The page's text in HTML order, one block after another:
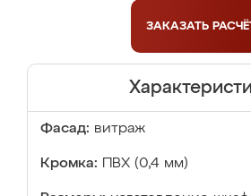
ЗАКАЗАТЬ
Фасад: витраж
Кромка: ПВХ (0,4 мм)